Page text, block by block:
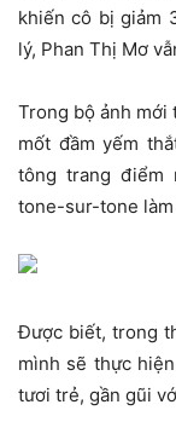
khiến cô bị giảm
lý, Phan Thị Mơ
Trong bộ ảnh mới
mốt đầm yếm
tông trang điểm
tone-sur-tone
Được biết, trong
mình sẽ thực
tươi trẻ, gần gũi